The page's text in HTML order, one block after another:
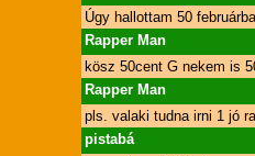
Úgy hallottam 50
Rapper Man
kösz 50cent G nekem is
Rapper Man
pls. valaki tudna irni 1 jó
pistabá